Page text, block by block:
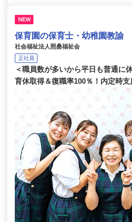
NEW
保育園の保育士・幼稚園教諭
社会福祉法人照桑福祉会
正社員
＜職員数が多いから平日も普通に
育休取得＆復職率100％！内定時支